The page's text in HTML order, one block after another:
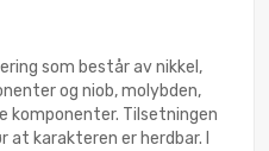
som består av nikkel,
og niob, molybden,
komponenter. Tilsetningen
karakteren er herdbar. I